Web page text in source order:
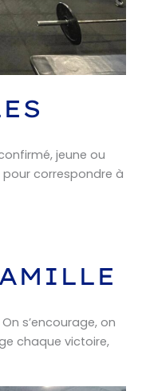
jeune ou
correspondre à
s’encourage, on
chaque victoire,